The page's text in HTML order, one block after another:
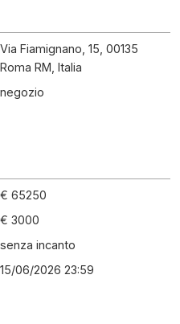
Via Fiamignano, 15, 00135
Roma RM, Italia
negozio
€ 65250
€ 3000
senza incanto
15/06/2026 23:59